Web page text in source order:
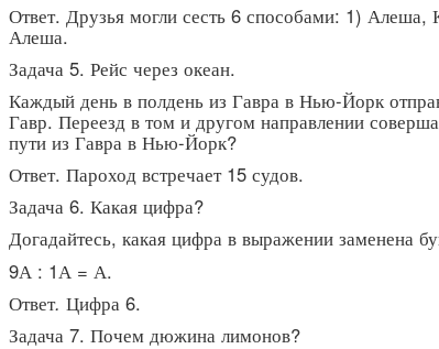
Ответ. Друзья могли сесть 6 способами: 1)
Алеша.
Задача 5. Рейс через океан.
Каждый день в полдень из Гавра в Нью-Йорк
Гавр. Переезд в том и другом направлении
пути из Гавра в Нью-Йорк?
Ответ. Пароход встречает 15 судов.
Задача 6. Какая цифра?
Догадайтесь, какая цифра в выражении заменена
9А : 1А = А.
Ответ. Цифра 6.
Задача 7. Почем дюжина лимонов?